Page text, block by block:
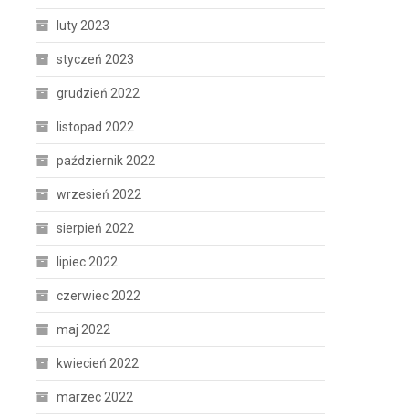
luty 2023
styczeń 2023
grudzień 2022
listopad 2022
październik 2022
wrzesień 2022
sierpień 2022
lipiec 2022
czerwiec 2022
maj 2022
kwiecień 2022
marzec 2022